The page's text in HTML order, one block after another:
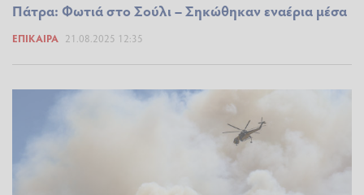
Πάτρα: Φωτιά στο Σούλι – Σηκώθηκαν εναέρια μέσα
ΕΠΊΚΑΙΡΑ 21.08.2025 12:35